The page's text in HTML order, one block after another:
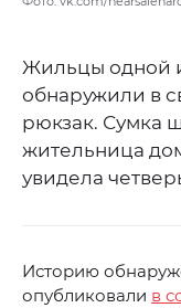
Жильцы одной
обнаружили в
рюкзак. Сумка
жительница
увидела
Историю
опубликовали в